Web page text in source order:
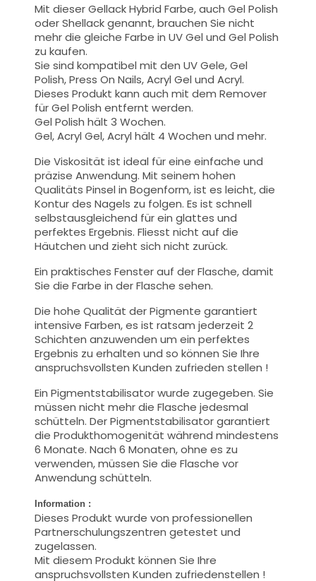
Mit dieser Gellack Hybrid Farbe, auch Gel Polish
oder Shellack genannt, brauchen Sie nicht
mehr die gleiche Farbe in UV Gel und Gel Polish
zu kaufen.
Sie sind kompatibel mit den UV Gele, Gel
Polish, Press On Nails, Acryl Gel und Acryl.
Dieses Produkt kann auch mit dem Remover
für Gel Polish entfernt werden.
Gel Polish hält 3 Wochen.
Gel, Acryl Gel, Acryl hält 4 Wochen und mehr.
Die Viskosität ist ideal für eine einfache und
präzise Anwendung.Mit seinem hohen
QualitätsPinsel in Bogenform, ist es leicht, die
Kontur des Nagels zu folgen. Es ist schnell
selbstausgleichend für ein glattes und
perfektes Ergebnis. Fliesst nicht auf die
Häutchen und zieht sich nicht zurück.
Ein praktisches Fenster auf der Flasche, damit
Sie die Farbe in der Flasche sehen.
Die hohe Qualität der Pigmente garantiert
intensive Farben, es ist ratsam jederzeit 2
Schichten anzuwenden um ein perfektes
Ergebnis zu erhalten und so können Sie Ihre
anspruchsvollsten Kunden zufrieden stellen !
Ein Pigmentstabilisator wurde zugegeben. Sie
müssen nicht mehr die Flasche jedesmal
schütteln. Der Pigmentstabilisator garantiert
die Produkthomogenität während mindestens
6 Monate. Nach 6 Monaten, ohne es zu
verwenden, müssen Sie die Flasche vor
Anwendung schütteln.
Information :
Dieses Produkt wurde von professionellen
Partnerschulungszentren getestet und
zugelassen.
Mit diesem Produkt können Sie Ihre
anspruchsvollsten Kunden zufriedenstellen !